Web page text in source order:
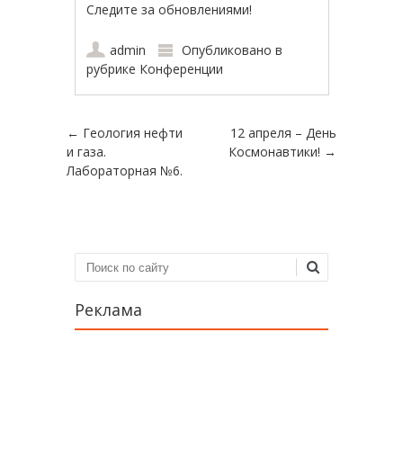
Следите за обновлениями!
admin
Опубликовано в
рубрике Конференции
Навигация по записям
← Геология нефти
и газа.
Лабораторная №6.
12 апреля – День
Космонавтики! →
Поиск
Реклама